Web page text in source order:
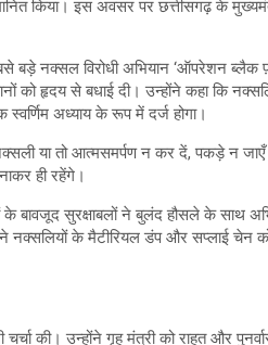
किया। इस अवसर पर छत्तीसगढ़ के
नक्सल विरोधी अभियान ‘ऑपरेशन ब्लैक
को हृदय से बधाई दी। उन्होंने कहा कि
अध्याय के रूप में दर्ज होगा।
या तो आत्मसमर्पण न कर दें, पकड़े न जाएँ
ही रहेंगे।
बावजूद सुरक्षाबलों ने बुलंद हौसले के साथ
नक्सलियों के मैटीरियल डंप और सप्लाई चेन
की। उन्होंने गृह मंत्री को राहत और